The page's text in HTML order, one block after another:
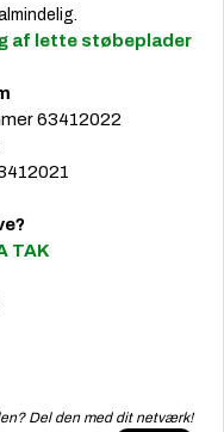
af lette støbeplader
63412022
TAK
Del den med dit netværk!